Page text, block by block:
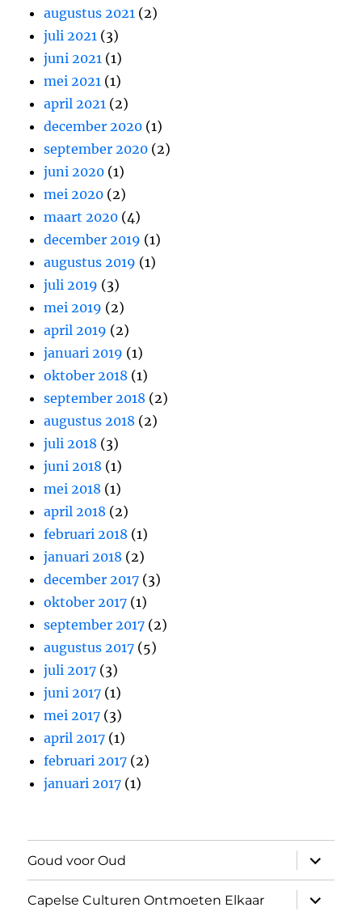
augustus 2021 (2)
juli 2021 (3)
juni 2021 (1)
mei 2021 (1)
april 2021 (2)
december 2020 (1)
september 2020 (2)
juni 2020 (1)
mei 2020 (2)
maart 2020 (4)
december 2019 (1)
augustus 2019 (1)
juli 2019 (3)
mei 2019 (2)
april 2019 (2)
januari 2019 (1)
oktober 2018 (1)
september 2018 (2)
augustus 2018 (2)
juli 2018 (3)
juni 2018 (1)
mei 2018 (1)
april 2018 (2)
februari 2018 (1)
januari 2018 (2)
december 2017 (3)
oktober 2017 (1)
september 2017 (2)
augustus 2017 (5)
juli 2017 (3)
juni 2017 (1)
mei 2017 (3)
april 2017 (1)
februari 2017 (2)
januari 2017 (1)
Goud voor Oud
Capelse Culturen Ontmoeten Elkaar